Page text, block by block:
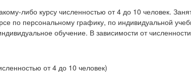
либо курсу численностью от 4 до 10 человек.
по персональному графику, по индивидуальной
обучение. В зависимости от
от 4 до 10 человек)